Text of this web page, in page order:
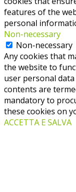
features of the
personal
Non-necessary
Non-necessary
Any cookies that
the website to
user personal
contents are
mandatory to
these cookies on
ACCETTA E SALVA